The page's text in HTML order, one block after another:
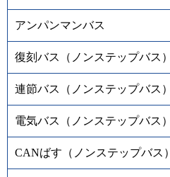
アンパンマンバス
復刻バス（ノンステップバス）
連節バス（ノンステップバス）
電気バス（ノンステップバス）
CANばす（ノンステップバス）